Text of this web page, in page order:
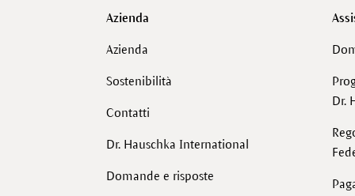
Azienda
Azienda
Sostenibilità
Contatti
Dr. Hauschka International
Domande e risposte
Dr.